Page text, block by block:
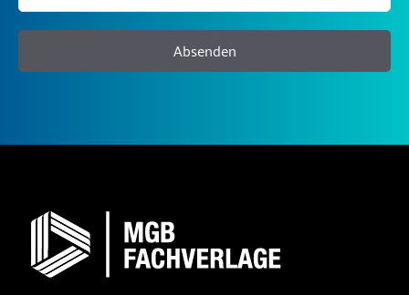
Absenden